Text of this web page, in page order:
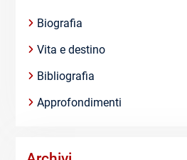
Biografia
Vita e destino
Bibliografia
Approfondimenti